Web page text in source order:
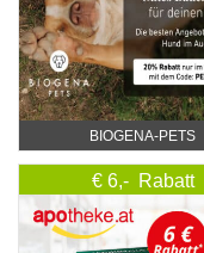
BIOGENA-PETS
€ 6,- Rabatt